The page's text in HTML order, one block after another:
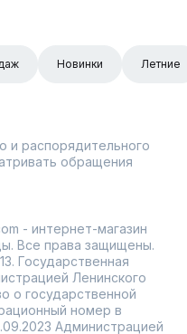
Новинки Летние
и распорядительного
обращения
- интернет-магазин
Все права защищены.
Государственная
Ленинского
о государственной
номер в
Администрацией